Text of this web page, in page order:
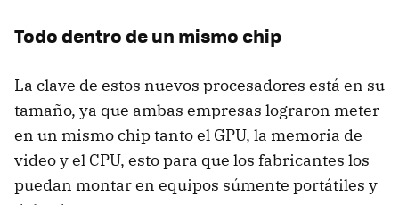
Todo dentro de un mismo chip
La clave de estos nuevos procesadores está en su
tamaño, ya que ambas empresas lograron meter
en un mismo chip tanto el GPU, la memoria de
video y el CPU, esto para que los fabricantes los
puedan montar en equipos súmente portátiles y